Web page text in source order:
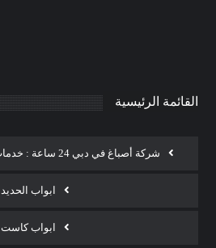
القائمة الرئيسية
شركة أصباغ في دبي 24 ساعة : خدمات احترافية لتجديد منزلك
ابواب الحديد
ابواب كاست